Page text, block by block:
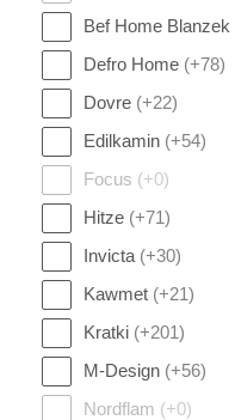
Bef Home Blanzek
Defro Home (+78)
Dovre (+22)
Edilkamin (+54)
Focus (+0)
Hitze (+71)
Invicta (+30)
Kawmet (+21)
Kratki (+201)
M-Design (+56)
Nordflam (+0)